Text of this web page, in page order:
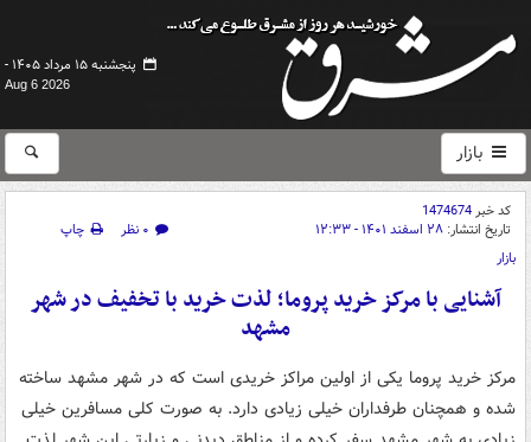
پنجشنبه ۱۵ مرداد ۱۴۰۵ -
Aug 6 2026
بازار
کد خبر1474674
تاریخ انتشار: ۲۸ اسفند ۱۴۰۱ - ۱۲:۳۳ ۰ نظر
چاپ
بازار
آشنایی با مرکز خرید پروما؛ لذت خرید با تخفیف در شهر
مشهد
مرکز خرید پروما یکی از اولین مراکز خریدی است که در شهر مشهد ساخته
شده و همچنان طرفداران خیلی زیادی دارد. به صورت کلی مسافرین خیلی